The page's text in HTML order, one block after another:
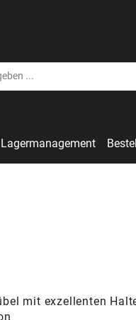
Lagermanagement
mit exzellenten